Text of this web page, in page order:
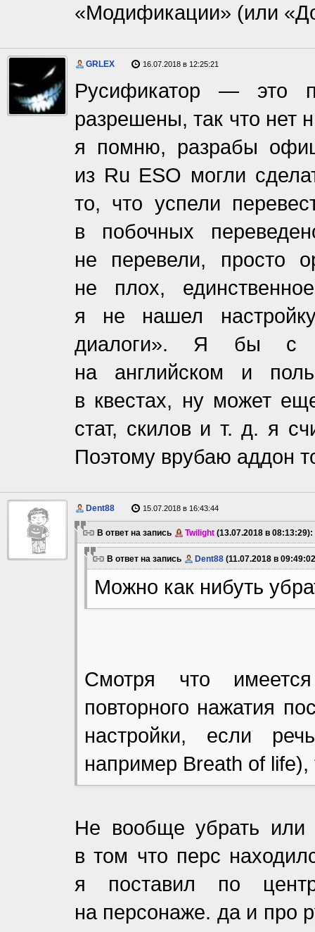
«Модификации» (или
GRLEX 16.07.2018 в 12:25:21
Русификатор — это
разрешены, так что нет
я помню, разрабы
из Ru ESO могли
то, что успели
в побочных
не перевели, просто
не плох,
я не нашел
диалоги». Я бы с
на английском и
в квестах, ну может
стат, скилов и т. д. я
Поэтому врубаю аддон
Dent88 15.07.2018 в 16:43:44
В ответ на запись Twilight (13.07.2018 в 08:13:29):
В ответ на запись Dent88 (11.07.2018 в
Можно как нибуть
Смотря что
повторного нажатия
настройки, если
например Breath of life),
Не вообще убрать или
в том что перс
я поставил по
на персонаже. да и про